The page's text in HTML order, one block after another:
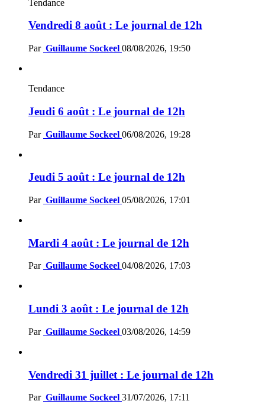
Tendance
Vendredi 8 août : Le journal de 12h
Par Guillaume Sockeel 08/08/2026, 19:50
Tendance
Jeudi 6 août : Le journal de 12h
Par Guillaume Sockeel 06/08/2026, 19:28
Jeudi 5 août : Le journal de 12h
Par Guillaume Sockeel 05/08/2026, 17:01
Mardi 4 août : Le journal de 12h
Par Guillaume Sockeel 04/08/2026, 17:03
Lundi 3 août : Le journal de 12h
Par Guillaume Sockeel 03/08/2026, 14:59
Vendredi 31 juillet : Le journal de 12h
Par Guillaume Sockeel 31/07/2026, 17:11